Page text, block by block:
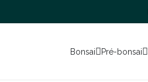
Bonsai Pré-bonsai